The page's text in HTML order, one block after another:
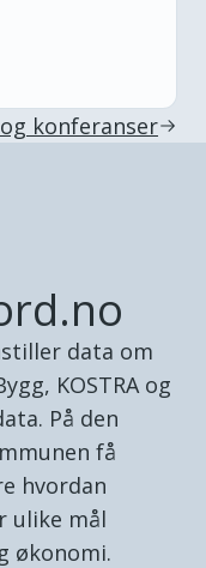
konferanser
data om
KOSTRA og
På den
få
hvordan
ulike mål
økonomi.